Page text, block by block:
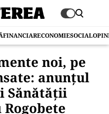
FINANCIARECONOMIESOCIAL
noi, pe
anunțul
Sănătății